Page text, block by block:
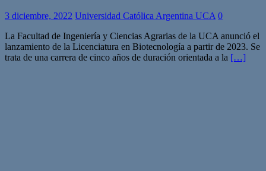
3 diciembre, 2022 Universidad Católica Argentina UCA 0
La Facultad de Ingeniería y Ciencias Agrarias de la UCA anunció el
lanzamiento de la Licenciatura en Biotecnología a partir de 2023. Se
trata de una carrera de cinco años de duración orientada a la […]